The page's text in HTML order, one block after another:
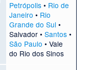
Petrópolis• Rio de
Janeiro • Rio
Grande do Sul •
Salvador• Santos•
São Paulo • Vale
do Rio dos Sinos